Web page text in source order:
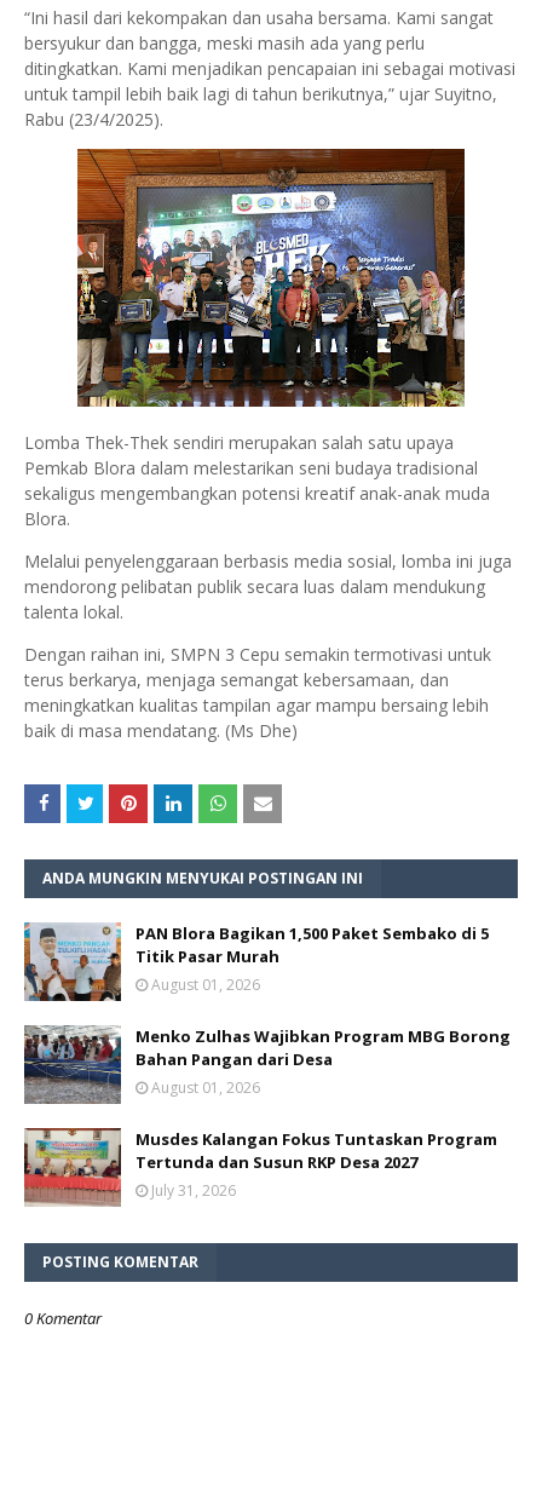
“Ini hasil dari kekompakan dan usaha bersama. Kami sangat
bersyukur dan bangga, meski masih ada yang perlu
ditingkatkan. Kami menjadikan pencapaian ini sebagai motivasi
untuk tampil lebih baik lagi di tahun berikutnya,” ujar Suyitno,
Rabu (23/4/2025).
Lomba Thek-Thek sendiri merupakan salah satu upaya
Pemkab Blora dalam melestarikan seni budaya tradisional
sekaligus mengembangkan potensi kreatif anak-anak muda
Blora.
Melalui penyelenggaraan berbasis media sosial, lomba ini juga
mendorong pelibatan publik secara luas dalam mendukung
talenta lokal.
Dengan raihan ini, SMPN 3 Cepu semakin termotivasi untuk
terus berkarya, menjaga semangat kebersamaan, dan
meningkatkan kualitas tampilan agar mampu bersaing lebih
baik di masa mendatang. (Ms Dhe)
ANDA MUNGKIN MENYUKAI POSTINGAN INI
PAN Blora Bagikan 1,500 Paket Sembako di 5
Titik Pasar Murah
August 01, 2026
Menko Zulhas Wajibkan Program MBG Borong
Bahan Pangan dari Desa
August 01, 2026
Musdes Kalangan Fokus Tuntaskan Program
Tertunda dan Susun RKP Desa 2027
July 31, 2026
POSTING KOMENTAR
0 Komentar